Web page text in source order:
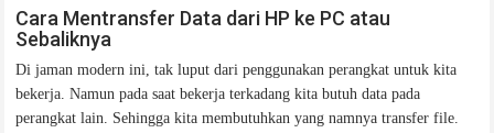
Cara Mentransfer Data dari HP ke PC atau
Sebaliknya
Di jaman modern ini, tak luput dari penggunakan perangkat untuk kita
bekerja. Namun pada saat bekerja terkadang kita butuh data pada
perangkat lain. Sehingga kita membutuhkan yang namnya transfer file.